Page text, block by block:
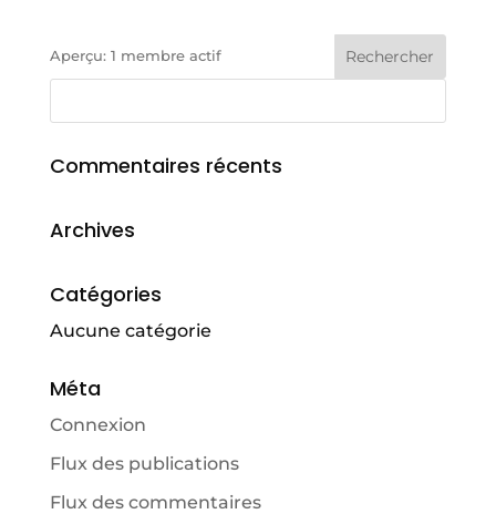
Aperçu: 1 membre actif
Commentaires récents
Archives
Catégories
Aucune catégorie
Méta
Connexion
Flux des publications
Flux des commentaires